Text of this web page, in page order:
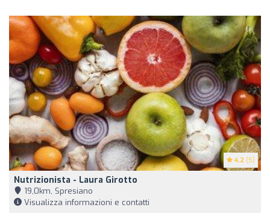
4.2 (5)
Nutrizionista - Laura Girotto
19,0km, Spresiano
Visualizza informazioni e contatti